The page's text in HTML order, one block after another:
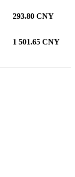
293.80 CNY
1 501.65 CNY